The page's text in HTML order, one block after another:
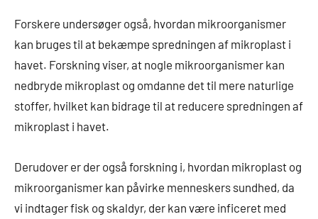
Forskere undersøger også, hvordan mikroorganismer
kan bruges til at bekæmpe spredningen af mikroplast i
havet. Forskning viser, at nogle mikroorganismer kan
nedbryde mikroplast og omdanne det til mere naturlige
stoffer, hvilket kan bidrage til at reducere spredningen af
mikroplast i havet.
Derudover er der også forskning i, hvordan mikroplast og
mikroorganismer kan påvirke menneskers sundhed, da
vi indtager fisk og skaldyr, der kan være inficeret med